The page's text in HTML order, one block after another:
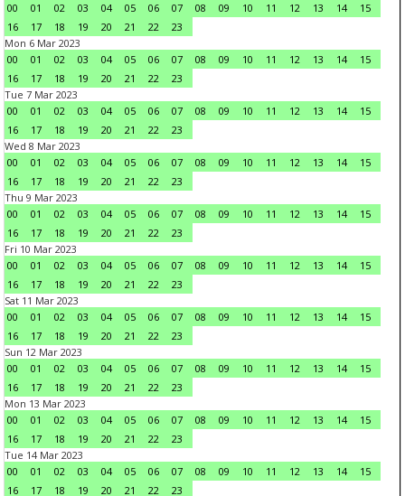
00
01 02 03 04 05 06 07 08 09 10 11 12 13 14
15
16
17 18 19 20 21 22
23
Mon 6 Mar 2023
00
01 02 03 04 05 06 07 08 09 10 11 12 13 14
15
16
17 18 19 20 21 22
23
Tue 7 Mar 2023
00
01 02 03 04 05 06 07 08 09 10 11 12 13 14
15
16
17 18 19 20 21 22
23
Wed 8 Mar 2023
00
01 02 03 04 05 06 07 08 09 10 11 12 13 14
15
16
17 18 19 20 21 22
23
Thu 9 Mar 2023
00
01 02 03 04 05 06 07 08 09 10 11 12 13 14
15
16
17 18 19 20 21 22
23
Fri 10 Mar 2023
00
01 02 03 04 05 06 07 08 09 10 11 12 13 14
15
16
17 18 19 20 21 22
23
Sat 11 Mar 2023
00
01 02 03 04 05 06 07 08 09 10 11 12 13 14
15
16
17 18 19 20 21 22
23
Sun 12 Mar 2023
00
01 02 03 04 05 06 07 08 09 10 11 12 13 14
15
16
17 18 19 20 21 22
23
Mon 13 Mar 2023
00
01 02 03 04 05 06 07 08 09 10 11 12 13 14
15
16
17 18 19 20 21 22
23
Tue 14 Mar 2023
00
01 02 03 04 05 06 07 08 09 10 11 12 13 14
15
16
17 18 19 20 21 22 23